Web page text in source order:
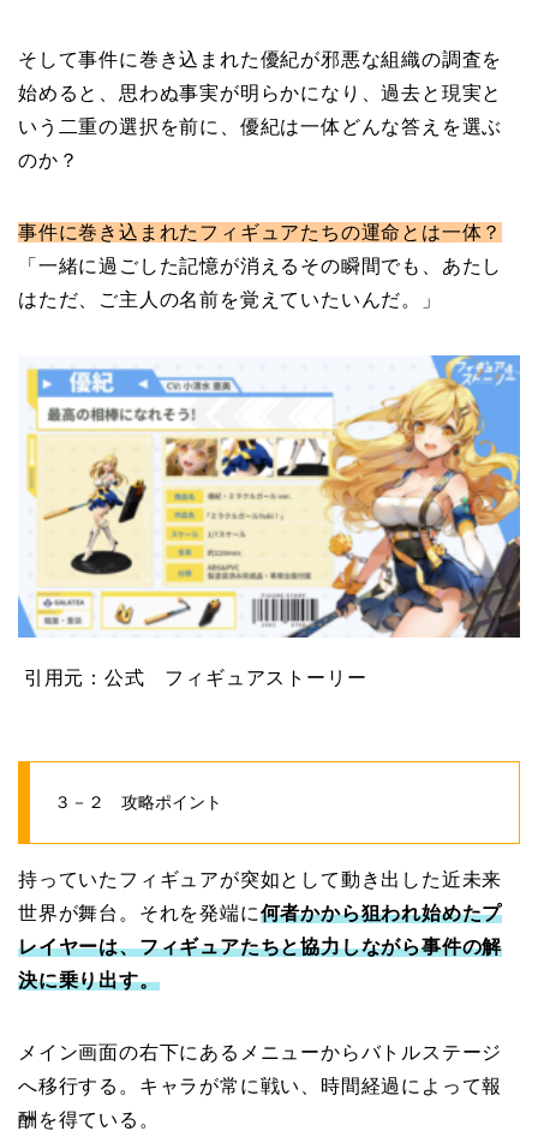
そして事件に巻き込まれた優紀が邪悪な組織の調査を
始めると、思わぬ事実が明らかになり、過去と現実と
いう二重の選択を前に、優紀は一体どんな答えを選ぶ
のか？
事件に巻き込まれたフィギュアたちの運命とは一体？
「一緒に過ごした記憶が消えるその瞬間でも、あたし
はただ、ご主人の名前を覚えていたいんだ。」
引用元：公式 フィギュアストーリー
３－２ 攻略ポイント
持っていたフィギュアが突如として動き出した近未来
世界が舞台。それを発端に何者かから狙われ始めたプ
レイヤーは、フィギュアたちと協力しながら事件の解
決に乗り出す。
メイン画面の右下にあるメニューからバトルステージ
へ移行する。キャラが常に戦い、時間経過によって報
酬を得ている。